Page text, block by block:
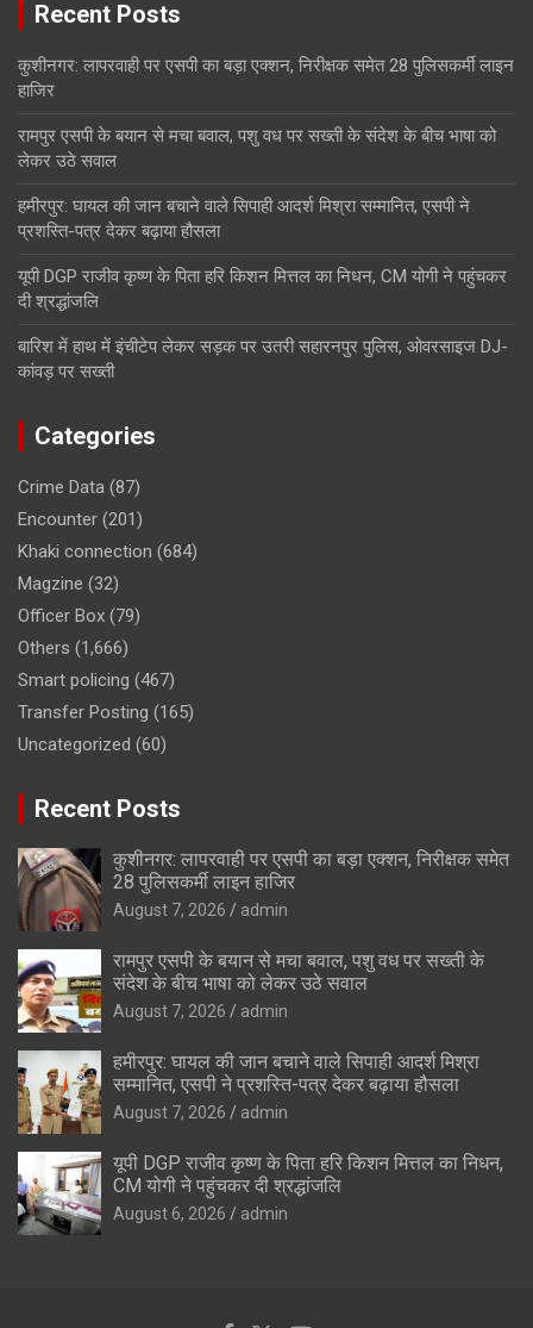
Recent Posts
कुशीनगर: लापरवाही पर एसपी का बड़ा एक्शन, निरीक्षक समेत 28 पुलिसकर्मी लाइन
हाजिर
रामपुर एसपी के बयान से मचा बवाल, पशु वध पर सख्ती के संदेश के बीच भाषा को
लेकर उठे सवाल
हमीरपुर: घायल की जान बचाने वाले सिपाही आदर्श मिश्रा सम्मानित, एसपी ने
प्रशस्ति-पत्र देकर बढ़ाया हौसला
यूपी DGP राजीव कृष्ण के पिता हरि किशन मित्तल का निधन, CM योगी ने पहुंचकर
दी श्रद्धांजलि
बारिश में हाथ में इंचीटेप लेकर सड़क पर उतरी सहारनपुर पुलिस, ओवरसाइज DJ-
कांवड़ पर सख्ती
Categories
Crime Data (87)
Encounter (201)
Khaki connection (684)
Magzine (32)
Officer Box (79)
Others (1,666)
Smart policing (467)
Transfer Posting (165)
Uncategorized (60)
Recent Posts
कुशीनगर: लापरवाही पर एसपी का बड़ा एक्शन, निरीक्षक समेत
28 पुलिसकर्मी लाइन हाजिर
August 7, 2026 admin
रामपुर एसपी के बयान से मचा बवाल, पशु वध पर सख्ती के
संदेश के बीच भाषा को लेकर उठे सवाल
August 7, 2026 admin
हमीरपुर: घायल की जान बचाने वाले सिपाही आदर्श मिश्रा
सम्मानित, एसपी ने प्रशस्ति-पत्र देकर बढ़ाया हौसला
August 7, 2026 admin
यूपी DGP राजीव कृष्ण के पिता हरि किशन मित्तल का निधन,
CM योगी ने पहुंचकर दी श्रद्धांजलि
August 6, 2026 admin